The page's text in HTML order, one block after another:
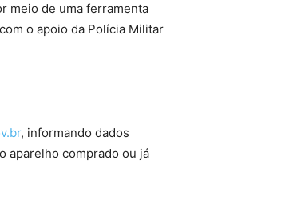
meio de uma ferramenta
o apoio da Polícia Militar
, informando dados
aparelho comprado ou já